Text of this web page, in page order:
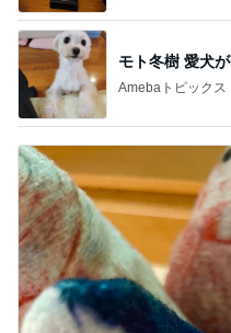
モト冬樹 愛犬
Amebaトピックス